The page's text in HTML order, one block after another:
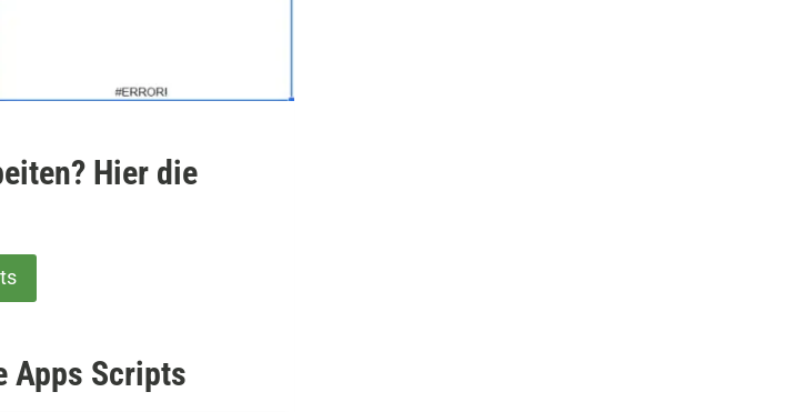
Hier die
Apps Scripts